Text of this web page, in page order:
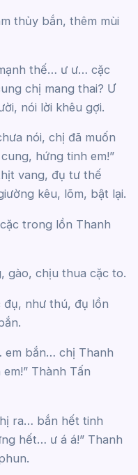
thủy bắn, thêm mùi
thế… ư ư… cặc
chị mang thai? Ư
nói lời khêu gợi.
nói, chị đã muốn
hứng tinh em!”
vang, đụ tư thế
kêu, lõm, bật lại.
trong lồn Thanh
gào, chịu thua cặc to.
đụ, như thú, đụ lồn
bắn… chị Thanh
Thành Tấn
ra… bắn hết tinh
hết… ư á á!” Thanh